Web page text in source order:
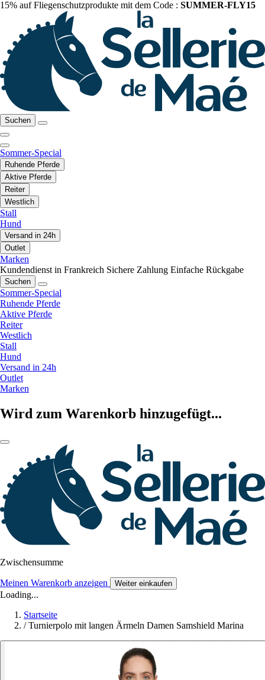
15% auf Fliegenschutzprodukte mit dem Code : SUMMER-FLY15
Suchen
Sommer-Special
Ruhende Pferde
Aktive Pferde
Reiter
Westlich
Stall
Hund
Versand in 24h
Outlet
Marken
Kundendienst in Frankreich Sichere Zahlung Einfache Rückgabe
Suchen
Sommer-Special
Ruhende Pferde
Aktive Pferde
Reiter
Westlich
Stall
Hund
Versand in 24h
Outlet
Marken
Wird zum Warenkorb hinzugefügt...
Zwischensumme
Meinen Warenkorb anzeigen Weiter einkaufen
Loading...
Startseite
/ Turnierpolo mit langen Ärmeln Damen Samshield Marina